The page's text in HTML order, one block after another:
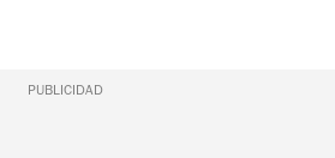
PUBLICIDAD